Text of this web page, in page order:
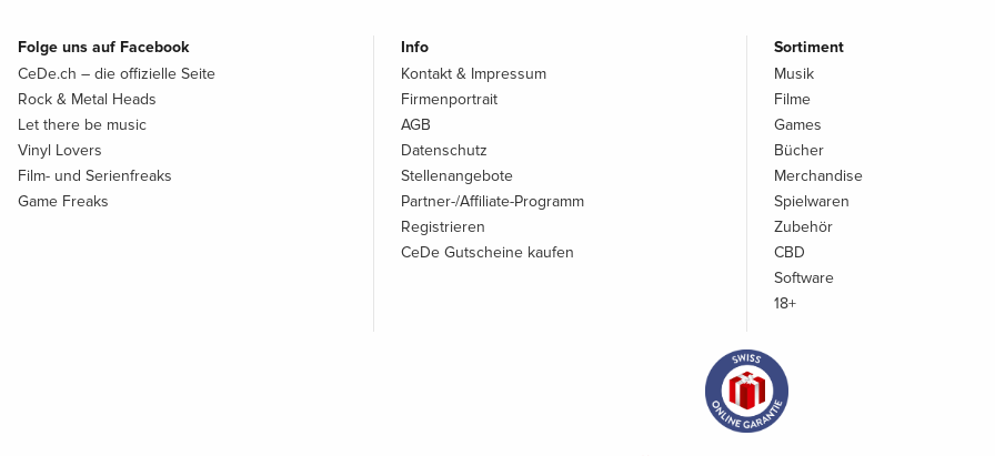
Folge uns auf Facebook
CeDe.ch – die offizielle Seite
Rock & Metal Heads
Let there be music
Vinyl Lovers
Film- und Serienfreaks
Game Freaks
Info
Kontakt & Impressum
Firmenportrait
AGB
Datenschutz
Stellenangebote
Partner-/Affiliate-Programm
Registrieren
CeDe Gutscheine kaufen
Sortiment
Musik
Filme
Games
Bücher
Merchandise
Spielwaren
Zubehör
CBD
Software
18+